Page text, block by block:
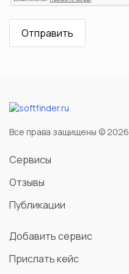
Все права защищены © 2026
Сервисы
Отзывы
Публикации
Добавить сервис
Прислать кейс